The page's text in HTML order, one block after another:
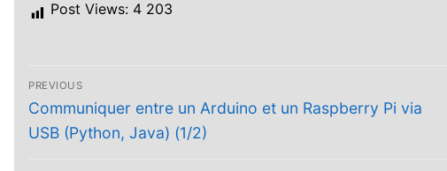
Post Views: 4 203
Navigation
de
l’article
PREVIOUS
Previous
post:
Communiquer entre un Arduino et un Raspberry Pi via
USB (Python, Java) (1/2)